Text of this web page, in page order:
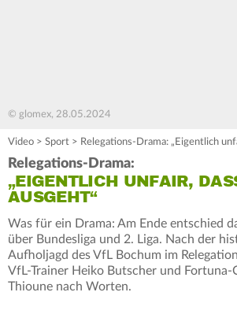
© glomex, 28.05.2024
Video > Sport > Relegations-Drama: „Eigentlich
Relegations-Drama:
„EIGENTLICH UNFAIR,
AUSGEHT“
Was für ein Drama: Am Ende entschied
über Bundesliga und 2. Liga. Nach der
Aufholjagd des VfL Bochum im
VfL-Trainer Heiko Butscher und Fortuna-
Thioune nach Worten.